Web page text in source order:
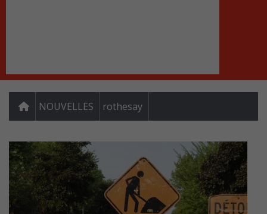
NOUVELLES rothesay